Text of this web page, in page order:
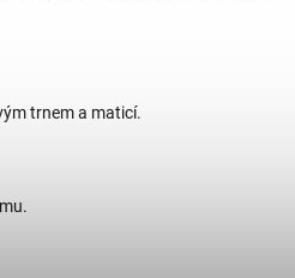
trnem a maticí.